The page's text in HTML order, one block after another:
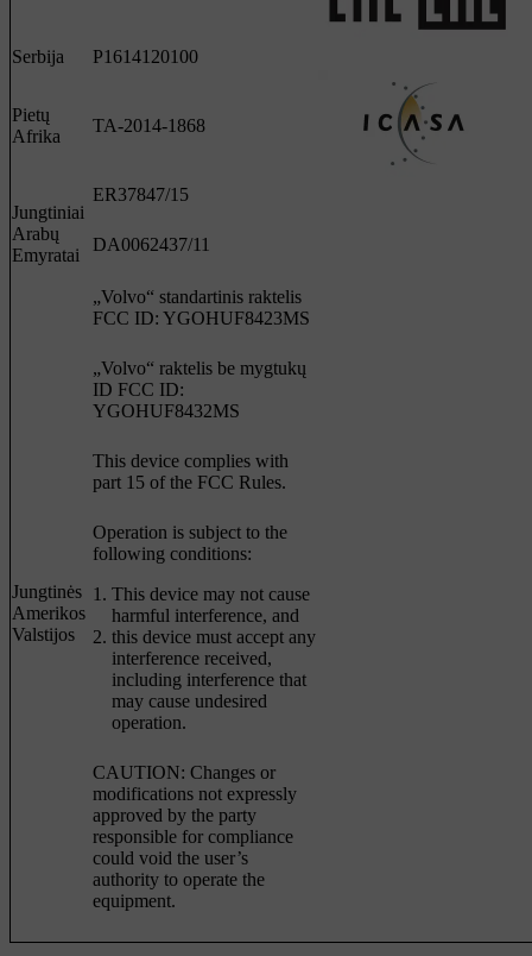
Serbija P1614120100
Pietų
Afrika
TA-2014-1868
Jungtiniai
Arabų
Emyratai
ER37847/15
DA0062437/11
Jungtinės
Amerikos
Valstijos
„Volvo“ standartinis raktelis
FCC ID: YGOHUF8423MS
„Volvo“ raktelis be mygtukų
ID FCC ID:
YGOHUF8432MS
This device complies with
part 15 of the FCC Rules.
Operation is subject to the
following conditions:
This device may not cause
harmful interference, and
this device must accept any
interference received,
including interference that
may cause undesired
operation.
CAUTION: Changes or
modifications not expressly
approved by the party
responsible for compliance
could void the user’s
authority to operate the
equipment.